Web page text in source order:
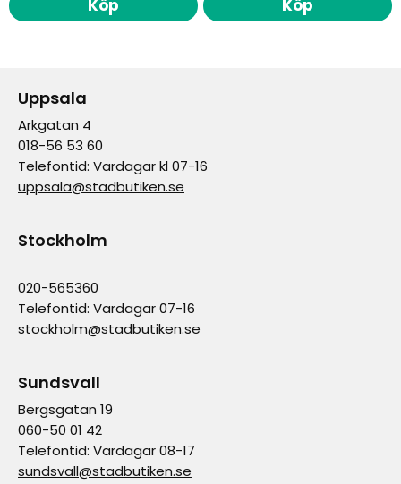
Köp Köp
Uppsala
Arkgatan 4
018-56 53 60
Telefontid: Vardagar kl 07-16
uppsala@stadbutiken.se
Stockholm
020-565360
Telefontid: Vardagar 07-16
stockholm@stadbutiken.se
Sundsvall
Bergsgatan 19
060-50 01 42
Telefontid: Vardagar 08-17
sundsvall@stadbutiken.se